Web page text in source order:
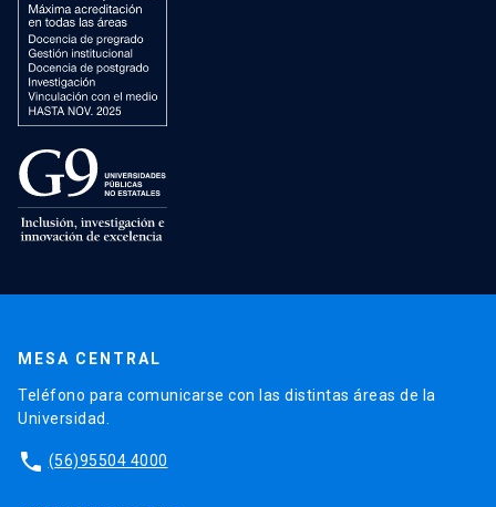
MESA CENTRAL
Teléfono para comunicarse con las distintas áreas de la
Universidad.
phone (56)95504 4000